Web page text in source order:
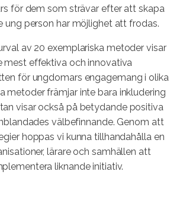
för dem som strävar efter att skapa
ung person har möjlighet att frodas.
av 20 exemplariska metoder visar
mest effektiva och innovativa
för ungdomars engagemang i olika
metoder främjar inte bara inkludering
visar också på betydande positiva
välbefinnande. Genom att
hoppas vi kunna tillhandahålla en
lärare och samhällen att
liknande initiativ.